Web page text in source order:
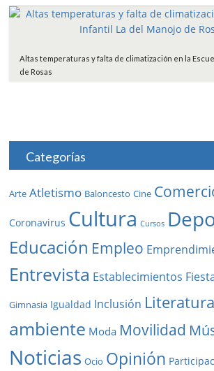
Altas temperaturas y falta de climatización en la
de Rosas
Categorías
Arte Atletismo Baloncesto Cine
Coronavirus Cultura Cursos
Educación Empleo
Entrevista Establecimientos
Gimnasia Igualdad Inclusión Literatura
ambiente Moda Movilidad
Noticias Ocio Opinión